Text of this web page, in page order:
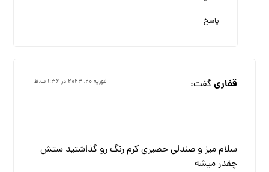
پاسخ
قفاریگفت: فوریه ۲۰, ۲۰۲۴ در ۱:۳۶ ب.ظ
سلام میز و صندلی حصیری کرم رنگ رو گذاشتید ستش
چقدر میشه